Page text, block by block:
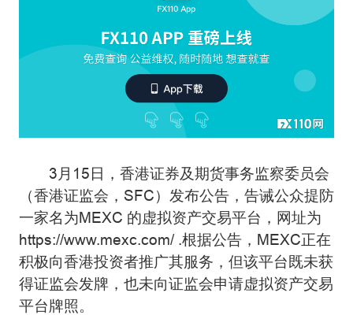
3月15日，香港证券及期货事务监察委员会
（香港证监会，SFC）发布公告，告诫公众提防
一家名为MEXC 的虚拟资产交易平台，网址为
https://www.mexc.com/ .根据公告，MEXC正在
积极向香港投资者推广其服务，但该平台既未获
得证监会发牌，也未向证监会申请虚拟资产交易
平台牌照。